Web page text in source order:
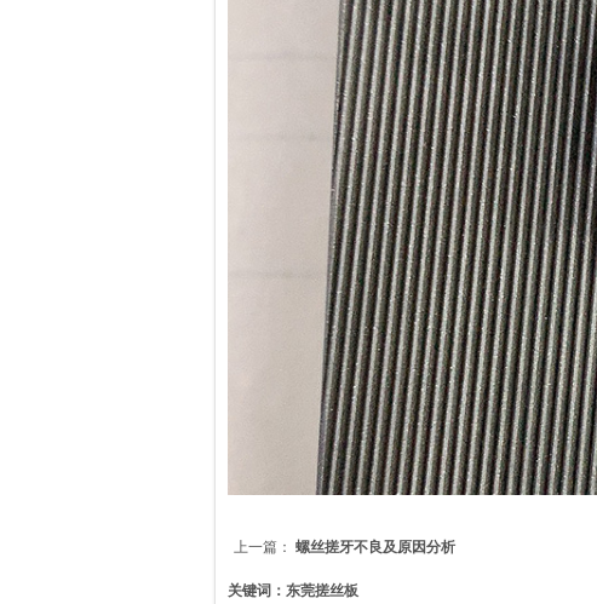
上一篇： 螺丝搓牙不良及原因分析
关键词：东莞搓丝板